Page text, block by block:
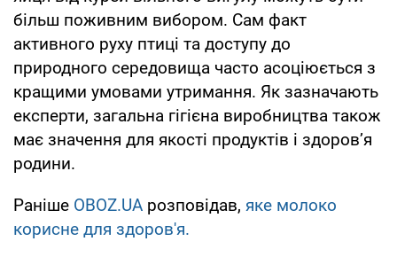
більш поживним вибором. Сам факт
активного руху птиці та доступу до
природного середовища часто асоціюється з
кращими умовами утримання. Як зазначають
експерти, загальна гігієна виробництва також
має значення для якості продуктів і здоров’я
родини.
Раніше OBOZ.UA розповідав, яке молоко
корисне для здоров'я.